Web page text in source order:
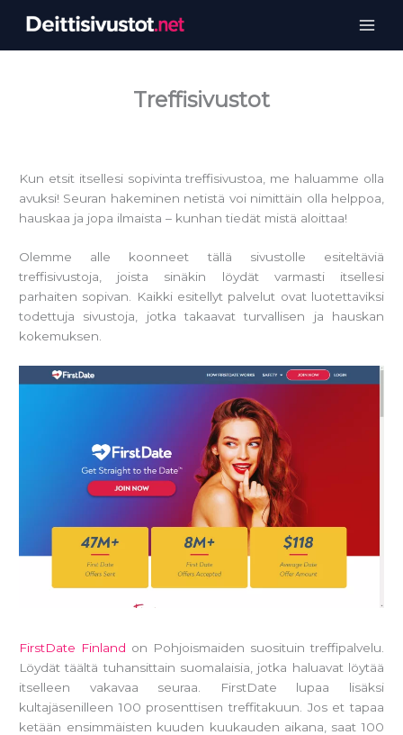
sisältöön
Treffisivustot
Kun etsit itsellesi sopivinta treffisivustoa, me haluamme olla
avuksi! Seuran hakeminen netistä voi nimittäin olla helppoa,
hauskaa ja jopa ilmaista – kunhan tiedät mistä aloittaa!
Olemme alle koonneet tällä sivustolle esiteltäviä
treffisivustoja, joista sinäkin löydät varmasti itsellesi
parhaiten sopivan. Kaikki esitellyt palvelut ovat luotettaviksi
todettuja sivustoja, jotka takaavat turvallisen ja hauskan
kokemuksen.
FirstDate Finland on Pohjoismaiden suosituin treffipalvelu.
Löydät täältä tuhansittain suomalaisia, jotka haluavat löytää
itselleen vakavaa seuraa. FirstDate lupaa lisäksi
kultajäsenilleen 100 prosenttisen treffitakuun. Jos et tapaa
ketään ensimmäisten kuuden kuukauden aikana, saat 100